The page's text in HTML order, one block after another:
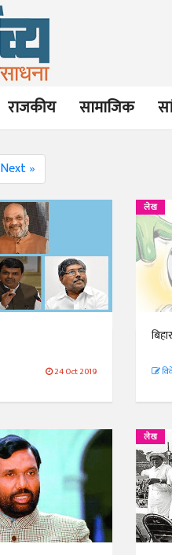
राजकीय सामाजिक
Next »
24 Oct 2019
लेख
लेख